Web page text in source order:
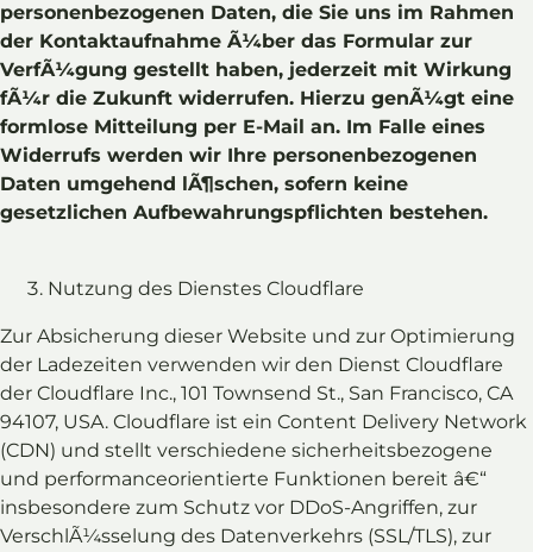
personenbezogenen Daten, die Sie uns im Rahmen
der Kontaktaufnahme Ã¼ber das Formular zur
VerfÃ¼gung gestellt haben, jederzeit mit Wirkung
fÃ¼r die Zukunft widerrufen. Hierzu genÃ¼gt eine
formlose Mitteilung per E-Mail an. Im Falle eines
Widerrufs werden wir Ihre personenbezogenen
Daten umgehend lÃ¶schen, sofern keine
gesetzlichen Aufbewahrungspflichten bestehen.
Nutzung des Dienstes Cloudflare
Zur Absicherung dieser Website und zur Optimierung
der Ladezeiten verwenden wir den Dienst Cloudflare
der Cloudflare Inc., 101 Townsend St., San Francisco, CA
94107, USA. Cloudflare ist ein Content Delivery Network
(CDN) und stellt verschiedene sicherheitsbezogene
und performanceorientierte Funktionen bereit â€“
insbesondere zum Schutz vor DDoS-Angriffen, zur
VerschlÃ¼sselung des Datenverkehrs (SSL/TLS), zur